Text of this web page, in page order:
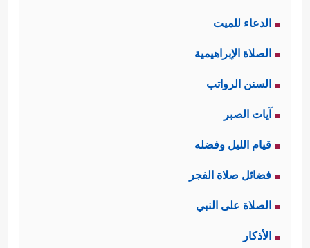
الدعاء للميت
الصلاة الإبراهيمية
السنن الرواتب
آيات الصبر
قيام الليل وفضله
فضائل صلاة الفجر
الصلاة على النبي
الأذكار